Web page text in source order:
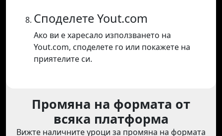
Споделете Yout.com
Ако ви е харесало използването на
Yout.com, споделете го или покажете на
приятелите си.
Промяна на формата от
всяка платформа
Вижте наличните уроци за промяна на формата